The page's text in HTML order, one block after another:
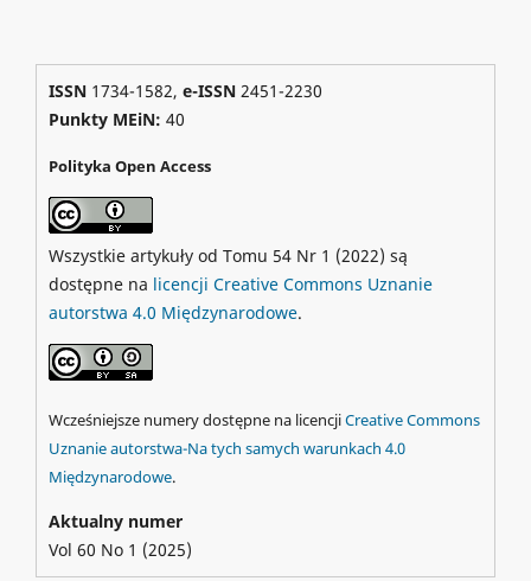
ISSN1734-1582, e-ISSN2451-2230
Punkty MEiN: 40
Polityka Open Access
Wszystkie artykuły od Tomu 54 Nr 1 (2022) są
dostępne na licencji Creative Commons Uznanie
autorstwa 4.0 Międzynarodowe.
Wcześniejsze numery dostępne na licencjiCreative Commons
Uznanie autorstwa-Na tych samych warunkach 4.0
Międzynarodowe.
Aktualny numer
Vol 60 No 1 (2025)